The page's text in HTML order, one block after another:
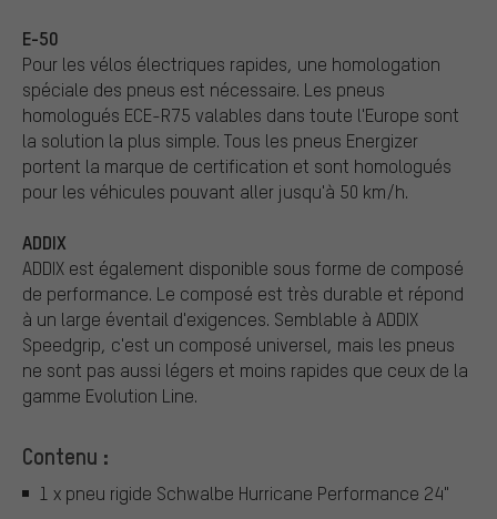
E-50
Pour les vélos électriques rapides, une homologation
spéciale des pneus est nécessaire. Les pneus
homologués ECE-R75 valables dans toute l'Europe sont
la solution la plus simple. Tous les pneus Energizer
portent la marque de certification et sont homologués
pour les véhicules pouvant aller jusqu'à 50 km/h.
ADDIX
ADDIX est également disponible sous forme de composé
de performance. Le composé est très durable et répond
à un large éventail d'exigences. Semblable à ADDIX
Speedgrip, c'est un composé universel, mais les pneus
ne sont pas aussi légers et moins rapides que ceux de la
gamme Evolution Line.
Contenu :
1 x pneu rigide Schwalbe Hurricane Performance 24"